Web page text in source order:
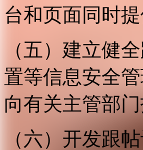
台和页面同时
（五）建立健
置等信息安全
向有关主管部
（六）开发跟